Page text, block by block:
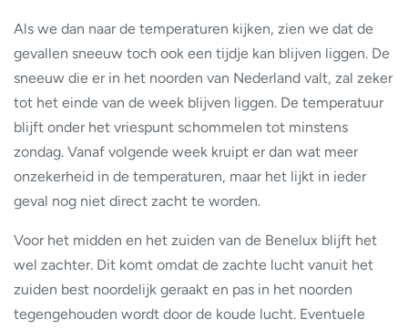
Als we dan naar de temperaturen kijken, zien we dat de
gevallen sneeuw toch ook een tijdje kan blijven liggen. De
sneeuw die er in het noorden van Nederland valt, zal zeker
tot het einde van de week blijven liggen. De temperatuur
blijft onder het vriespunt schommelen tot minstens
zondag. Vanaf volgende week kruipt er dan wat meer
onzekerheid in de temperaturen, maar het lijkt in ieder
geval nog niet direct zacht te worden.
Voor het midden en het zuiden van de Benelux blijft het
wel zachter. Dit komt omdat de zachte lucht vanuit het
zuiden best noordelijk geraakt en pas in het noorden
tegengehouden wordt door de koude lucht. Eventuele